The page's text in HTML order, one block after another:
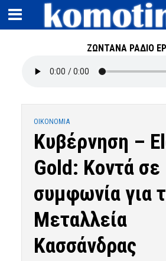
ΖΩΝΤΑΝΑ ΡΑΔΙΟ
OIKONOMIA
Κυβέρνηση –
Gold: Κοντά σε
συμφωνία για
Μεταλλεία
Κασσάνδρας